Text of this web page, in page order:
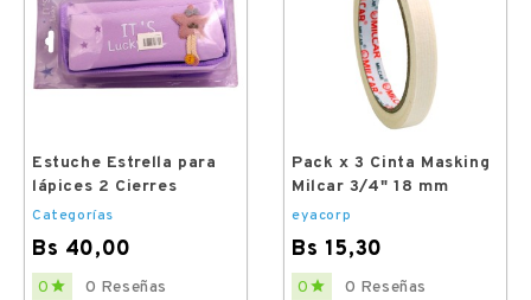
Estuche Estrella para
lápices 2 Cierres
Categorías
Bs 40,00
Price
0  0 Reseñas
Pack x 3 Cinta Masking
Milcar 3/4" 18 mm
eyacorp
Bs 15,30
Price
0  0 Reseñas